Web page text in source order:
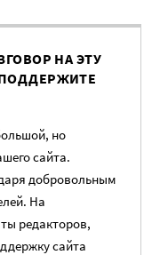
НА ЭТУ
но
сайта.
добровольным
На
редакторов,
сайта